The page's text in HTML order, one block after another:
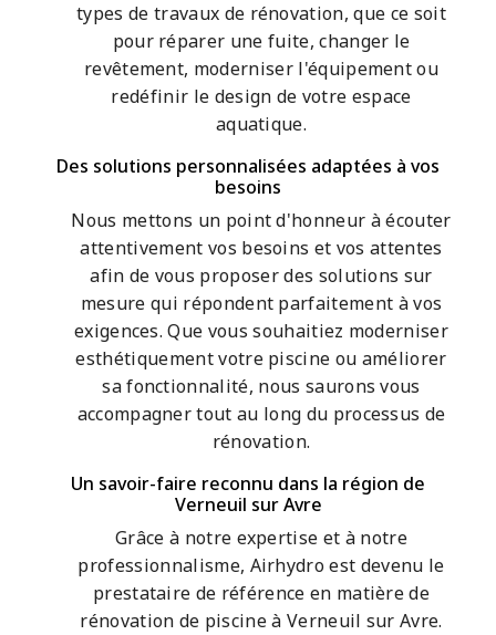
types de travaux de rénovation, que ce soit
pour réparer une fuite, changer le
revêtement, moderniser l'équipement ou
redéfinir le design de votre espace
aquatique.
Des solutions personnalisées adaptées à vos
besoins
Nous mettons un point d'honneur à écouter
attentivement vos besoins et vos attentes
afin de vous proposer des solutions sur
mesure qui répondent parfaitement à vos
exigences. Que vous souhaitiez moderniser
esthétiquement votre piscine ou améliorer
sa fonctionnalité, nous saurons vous
accompagner tout au long du processus de
rénovation.
Un savoir-faire reconnu dans la région de
Verneuil sur Avre
Grâce à notre expertise et à notre
professionnalisme, Airhydro est devenu le
prestataire de référence en matière de
rénovation de piscine à Verneuil sur Avre.